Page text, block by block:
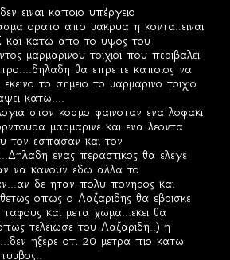
ειναι καποιο υπέργειο
ορατο απο μακρυα η κοντα..ειναι
και κατω απο το υψος του
μαρμαρινου τοιχιοι που περιβαλει
θα επρεπε καποιος να
το σημειο το μαρμαρινο τοιχιο
κατω....
στον κοσμο φαινοταν ενα λοφακι
μαρμαρινε και ενα λεοντα
τον εσπασαν και τον
ενας περαστικος θα ελεγε
να κανουν εδω αλλα το
δε ηταν πολυ πονηρος και
οπως ο Λαζαριδης θα εβρισκε
ταφους και μετα χωμα...εκει θα
τελειωσε του Λαζαριδη..) η
ηξερε οτι 20 μετρα πιο κατω